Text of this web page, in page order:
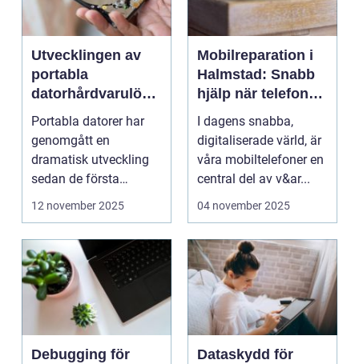
Utvecklingen av
portabla
datorhårdvarulösn
ingar
Portabla datorer har
genomgått en
dramatisk utveckling
sedan de första
bärbara model...
12 november 2025
Mobilreparation i
Halmstad: Snabb
hjälp när telefonen
gått sönder
I dagens snabba,
digitaliserade värld, är
våra mobiltelefoner en
central del av v&ar...
04 november 2025
Debugging för
Dataskydd för